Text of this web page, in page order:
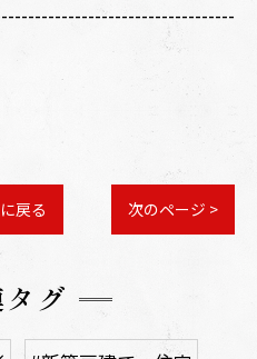
戻る 次のページ >
グ